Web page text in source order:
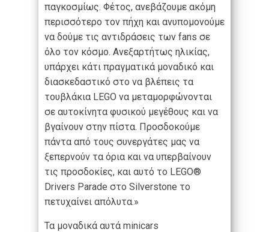
παγκοσμίως. Φέτος, ανεβάζουμε ακόμη
περισσότερο τον πήχη και ανυπομονούμε
να δούμε τις αντιδράσεις των fans σε
όλο τον κόσμο. Ανεξαρτήτως ηλικίας,
υπάρχει κάτι πραγματικά μοναδικό και
διασκεδαστικό στο να βλέπεις τα
τουβλάκια LEGO να μεταμορφώνονται
σε αυτοκίνητα φυσικού μεγέθους και να
βγαίνουν στην πίστα. Προσδοκούμε
πάντα από τους συνεργάτες μας να
ξεπερνούν τα όρια και να υπερβαίνουν
τις προσδοκίες, και αυτό το LEGO®
Drivers Parade στο Silverstone το
πετυχαίνει απόλυτα.»
Τα μοναδικά αυτά minicars